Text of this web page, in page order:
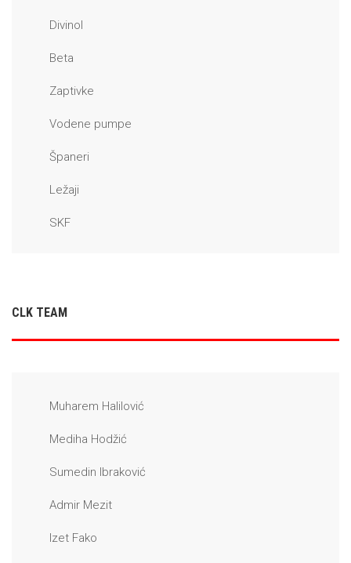
Divinol
Beta
Zaptivke
Vodene pumpe
Španeri
Ležaji
SKF
CLK TEAM
Muharem Halilović
Mediha Hodžić
Sumedin Ibraković
Admir Mezit
Izet Fako